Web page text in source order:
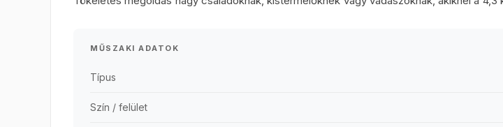
MŰSZAKI ADATOK
Típus
Szín / felület